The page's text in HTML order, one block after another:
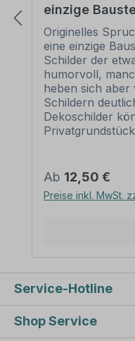
einzige
Originelles
eine einzige
Schilder der
humorvoll,
heben sich
Schildern
Dekoschilder
Standardschilder
Merkmale des
Baustelle -
Abmessungen:
mm 400 x 600
x 900 mm
beachten Sie:
Regulärer Preis:
Ab 12,50 €
Preise inkl. MwSt.
Service-Hotline
Shop Service